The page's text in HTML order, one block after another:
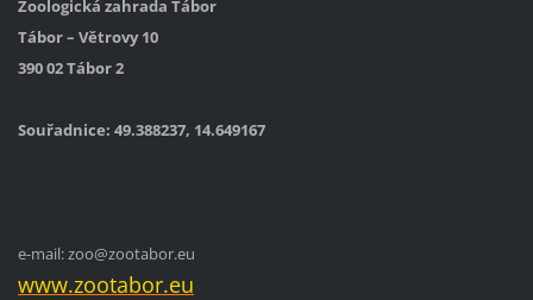
Zoologická zahrada Tábor
Tábor – Větrovy 10
390 02 Tábor 2
Souřadnice: 49.388237, 14.649167
e-mail: zoo@zootabor.eu
www.zootabor.eu